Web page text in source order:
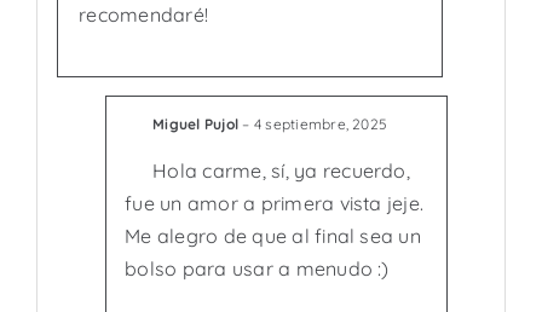
recomendaré!
Miguel Pujol – 4 septiembre, 2025
Hola carme, sí, ya recuerdo,
fue un amor a primera vista jeje.
Me alegro de que al final sea un
bolso para usar a menudo :)